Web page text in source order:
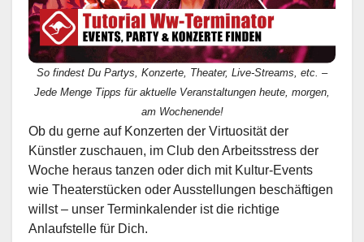
So findest Du Partys, Konzerte, Theater, Live-Streams, etc. –
Jede Menge Tipps für aktuelle Veranstaltungen heute, morgen,
am Wochenende!
Ob du gerne auf Konzerten der Virtuosität der
Künstler zuschauen, im Club den Arbeitsstress der
Woche heraus tanzen oder dich mit Kultur-Events
wie Theaterstücken oder Ausstellungen beschäftigen
willst – unser Terminkalender ist die richtige
Anlaufstelle für Dich.